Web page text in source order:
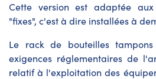
Cette version est adaptée
"fixes", c'est à dire installées à
Le rack de bouteilles
exigences réglementaires de
relatif à l'exploitation des